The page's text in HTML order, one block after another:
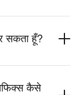
सकता हूँ?
कैसे